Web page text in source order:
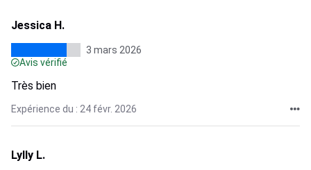
Jessica H.
3 mars 2026
Avis vérifié
Très bien
Expérience du : 24 févr. 2026
Lylly L.